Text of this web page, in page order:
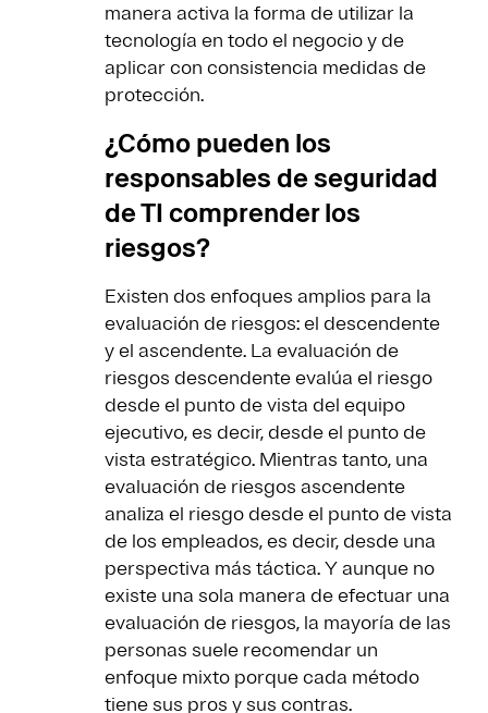
manera activa la forma de utilizar la
tecnología en todo el negocio y de
aplicar con consistencia medidas de
protección.
¿Cómo pueden los
responsables de seguridad
de TI comprender los
riesgos?
Existen dos enfoques amplios para la
evaluación de riesgos: el descendente
y el ascendente. La evaluación de
riesgos descendente evalúa el riesgo
desde el punto de vista del equipo
ejecutivo, es decir, desde el punto de
vista estratégico. Mientras tanto, una
evaluación de riesgos ascendente
analiza el riesgo desde el punto de vista
de los empleados, es decir, desde una
perspectiva más táctica. Y aunque no
existe una sola manera de efectuar una
evaluación de riesgos, la mayoría de las
personas suele recomendar un
enfoque mixto porque cada método
tiene sus pros y sus contras.